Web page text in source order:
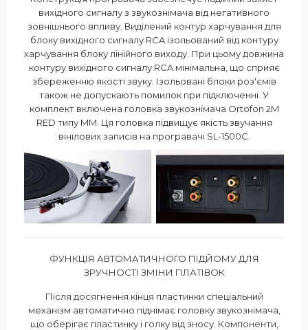
вихідного сигналу з звукознімача від негативного
зовнішнього впливу. Виділений контур харчування для
блоку вихідного сигналу RCA ізольований від контуру
харчування блоку лінійного виходу. При цьому довжина
контуру вихідного сигналу RCA мінімальна, що сприяє
збереженню якості звуку. Ізольовані блоки роз'ємів
також не допускають помилок при підключенні. У
комплект включена головка звукознімача Ortofon 2M
RED типу MM. Ця головка підвищує якість звучання
вінілових записів на програвачі SL-1500C.
ФУНКЦІЯ АВТОМАТИЧНОГО ПІДЙОМУ ДЛЯ
ЗРУЧНОСТІ ЗМІНИ ПЛАТІВОК
Після досягнення кінця пластинки спеціальний
механізм автоматично піднімає головку звукознімача,
що оберігає пластинку і голку від зносу. Компоненти,